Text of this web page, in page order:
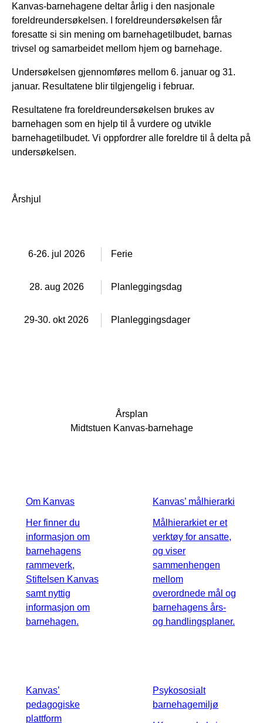
Kanvas-barnehagene deltar årlig i den nasjonale
foreldreundersøkelsen. I foreldreundersøkelsen får
foresatte si sin mening om barnehagetilbudet, barnas
trivsel og samarbeidet mellom hjem og barnehage.
Undersøkelsen gjennomføres mellom 6. januar og 31.
januar. Resultatene blir tilgjengelig i februar.
Resultatene fra foreldreundersøkelsen brukes av
barnehagen som en hjelp til å vurdere og utvikle
barnehagetilbudet. Vi oppfordrer alle foreldre til å delta på
undersøkelsen.
Årshjul
6-26. jul 2026 Ferie
28. aug 2026 Planleggingsdag
29-30. okt 2026 Planleggingsdager
Årsplan
Midtstuen Kanvas-barnehage
Om Kanvas
Her finner du
informasjon om
barnehagens
rammeverk,
Stiftelsen Kanvas
samt nyttig
informasjon om
barnehagen.
Kanvas’ målhierarki
Målhierarkiet er et
verktøy for ansatte,
og viser
sammenhengen
mellom
overordnede mål og
barnehagens års-
og handlingsplaner.
Kanvas’
pedagogiske
plattform
Psykososialt
barnehagemiljø